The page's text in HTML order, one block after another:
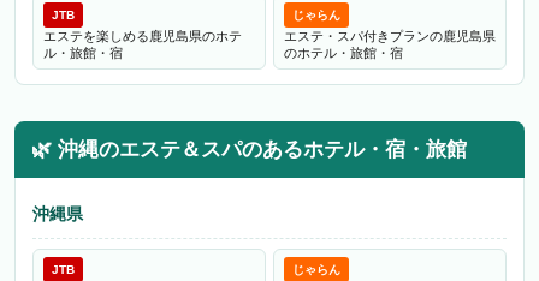
JTB
エステを楽しめる鹿児島県のホテ
ル・旅館・宿
じゃらん
エステ・スパ付きプランの鹿児島県
のホテル・旅館・宿
🌿 沖縄のエステ＆スパのあるホテル・宿・旅館
沖縄県
JTB じゃらん